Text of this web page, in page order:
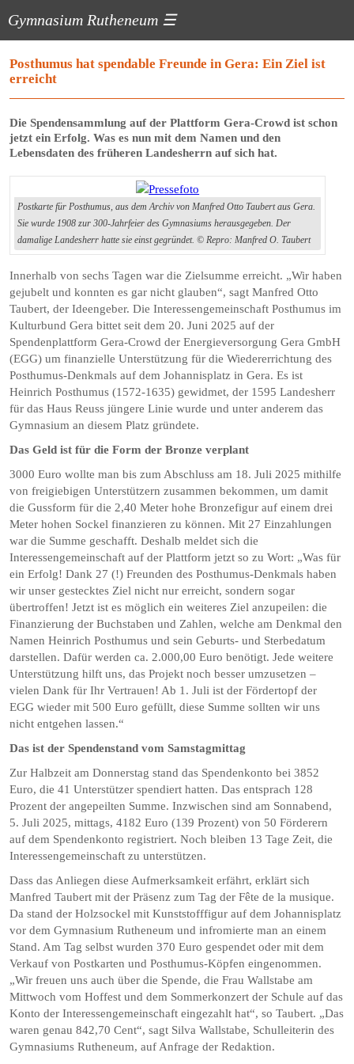
Gymnasium Rutheneum ☰
Posthumus hat spendable Freunde in Gera: Ein Ziel ist
erreicht
Die Spendensammlung auf der Plattform Gera-Crowd ist schon
jetzt ein Erfolg. Was es nun mit dem Namen und den
Lebensdaten des früheren Landesherrn auf sich hat.
Postkarte für Posthumus, aus dem Archiv von Manfred Otto Taubert aus Gera.
Sie wurde 1908 zur 300-Jahrfeier des Gymnasiums herausgegeben. Der
damalige Landesherr hatte sie einst gegründet. © Repro: Manfred O. Taubert
Innerhalb von sechs Tagen war die Zielsumme erreicht. „Wir haben
gejubelt und konnten es gar nicht glauben“, sagt Manfred Otto
Taubert, der Ideengeber. Die Interessengemeinschaft Posthumus im
Kulturbund Gera bittet seit dem 20. Juni 2025 auf der
Spendenplattform Gera-Crowd der Energieversorgung Gera GmbH
(EGG) um finanzielle Unterstützung für die Wiedererrichtung des
Posthumus-Denkmals auf dem Johannisplatz in Gera. Es ist
Heinrich Posthumus (1572-1635) gewidmet, der 1595 Landesherr
für das Haus Reuss jüngere Linie wurde und unter anderem das
Gymnasium an diesem Platz gründete.
Das Geld ist für die Form der Bronze verplant
3000 Euro wollte man bis zum Abschluss am 18. Juli 2025 mithilfe
von freigiebigen Unterstützern zusammen bekommen, um damit
die Gussform für die 2,40 Meter hohe Bronzefigur auf einem drei
Meter hohen Sockel finanzieren zu können. Mit 27 Einzahlungen
war die Summe geschafft. Deshalb meldet sich die
Interessengemeinschaft auf der Plattform jetzt so zu Wort: „Was für
ein Erfolg! Dank 27 (!) Freunden des Posthumus-Denkmals haben
wir unser gestecktes Ziel nicht nur erreicht, sondern sogar
übertroffen! Jetzt ist es möglich ein weiteres Ziel anzupeilen: die
Finanzierung der Buchstaben und Zahlen, welche am Denkmal den
Namen Heinrich Posthumus und sein Geburts- und Sterbedatum
darstellen. Dafür werden ca. 2.000,00 Euro benötigt. Jede weitere
Unterstützung hilft uns, das Projekt noch besser umzusetzen –
vielen Dank für Ihr Vertrauen! Ab 1. Juli ist der Fördertopf der
EGG wieder mit 500 Euro gefüllt, diese Summe sollten wir uns
nicht entgehen lassen.“
Das ist der Spendenstand vom Samstagmittag
Zur Halbzeit am Donnerstag stand das Spendenkonto bei 3852
Euro, die 41 Unterstützer spendiert hatten. Das entsprach 128
Prozent der angepeilten Summe. Inzwischen sind am Sonnabend,
5. Juli 2025, mittags, 4182 Euro (139 Prozent) von 50 Förderern
auf dem Spendenkonto registriert. Noch bleiben 13 Tage Zeit, die
Interessengemeinschaft zu unterstützen.
Dass das Anliegen diese Aufmerksamkeit erfährt, erklärt sich
Manfred Taubert mit der Präsenz zum Tag der Fête de la musique.
Da stand der Holzsockel mit Kunststofffigur auf dem Johannisplatz
vor dem Gymnasium Rutheneum und infromierte man an einem
Stand. Am Tag selbst wurden 370 Euro gespendet oder mit dem
Verkauf von Postkarten und Posthumus-Köpfen eingenommen.
„Wir freuen uns auch über die Spende, die Frau Wallstabe am
Mittwoch vom Hoffest und dem Sommerkonzert der Schule auf das
Konto der Interessengemeinschaft eingezahlt hat“, so Taubert. „Das
waren genau 842,70 Cent“, sagt Silva Wallstabe, Schulleiterin des
Gymnasiums Rutheneum, auf Anfrage der Redaktion.